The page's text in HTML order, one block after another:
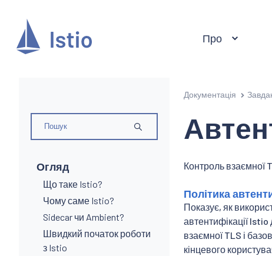
Про
Огляд
Що таке Istio?
Чому саме Istio?
Sidecar чи Ambient?
Швидкий початок роботи
з Istio
Документація
Контроль взаємної
Політика
Показує, як
автентифікації
взаємної TLS і
кінцевого